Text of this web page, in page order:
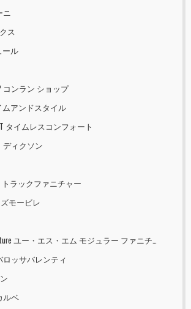
ニ
ス
ール
コンラン ショップ
ムアンドスタイル
タイムレスコンフォート
ディクソン
トラックファニチャー
モービレ
ユー・エス・エム モジュラー ファニチャー
バロッサバレンティ
ルベ